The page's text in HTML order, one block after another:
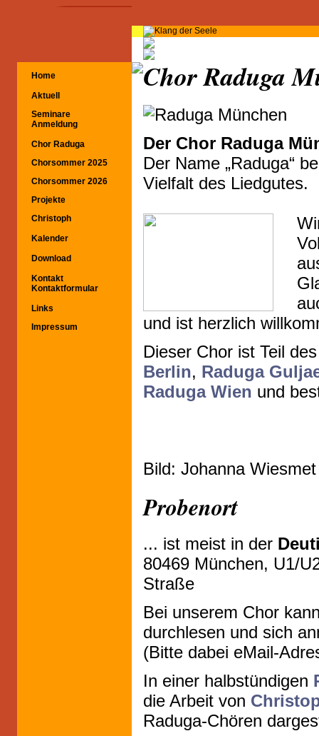
Home
Aktuell
Seminare
Anmeldung
Chor Raduga
Chorsommer 2025
Chorsommer 2026
Projekte
Christoph
Kalender
Download
Kontakt
Kontaktformular
Links
Impressum
Chor Raduga
Der Chor Raduga
Der Name „Raduga“
Vielfalt des Liedgutes.
und ist herzlich
Dieser Chor ist Teil
Berlin, Raduga
Raduga Wien und
Bild: Johanna
Probenort
... ist meist in der
80469 München, U1/
Straße
Bei unserem Chor
durchlesen und sich
(Bitte dabei eMail-
In einer halbstündigen
die Arbeit von
Raduga-Chören